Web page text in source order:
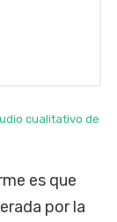
cualitativo de
es que
por la